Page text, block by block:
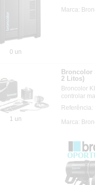
0 un
Marca:
1 un
Broncolor
2 Litos)
Broncolor
controlar
Marca: